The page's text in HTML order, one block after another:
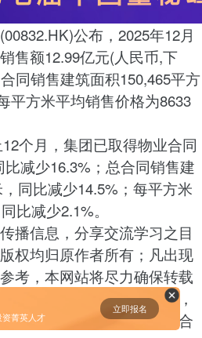
模式
如何分
解读-
说
公布，2025年12月
售额12.99亿元(人民币,下
同销售建筑面积150,465平方
平方米平均销售价格为8633
个月，集团已取得物业合同
减少16.3%；总合同销售建
同比减少14.5%；每平方米
比减少2.1%。
播信息，分享交流学习之目
权均归原作者所有；凡出现
考，本网站将尽力确保转载
对本网站转载文章有疑问，
站将积极维护著作权人的合
菁英人才
立即报名